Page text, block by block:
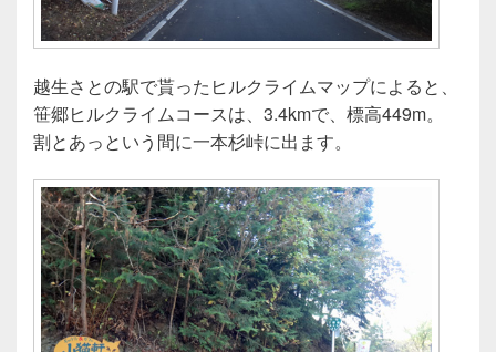
越生さとの駅で貰ったヒルクライムマップによると、
笹郷ヒルクライムコースは、3.4kmで、標高449m。
割とあっという間に一本杉峠に出ます。